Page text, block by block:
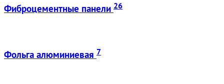
Фиброцементные панели 26
Фольга алюминиевая 7